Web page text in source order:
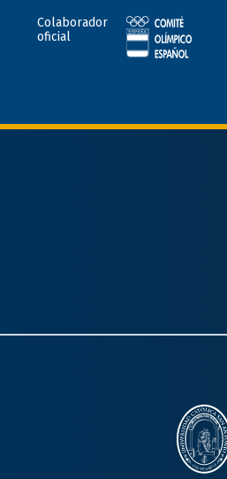
Colaborador
oficial